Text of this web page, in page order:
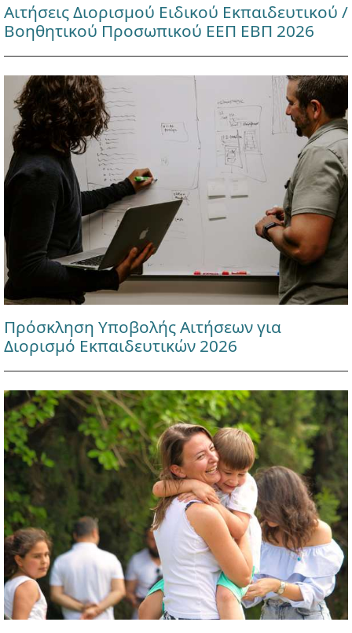
Αιτήσεις Διορισμού Ειδικού Εκπαιδευτικού /
Βοηθητικού Προσωπικού ΕΕΠ ΕΒΠ 2026
Πρόσκληση Υποβολής Αιτήσεων για
Διορισμό Εκπαιδευτικών 2026